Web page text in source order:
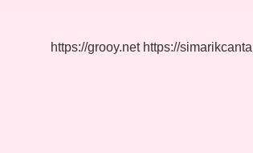
https://grooy.net https://